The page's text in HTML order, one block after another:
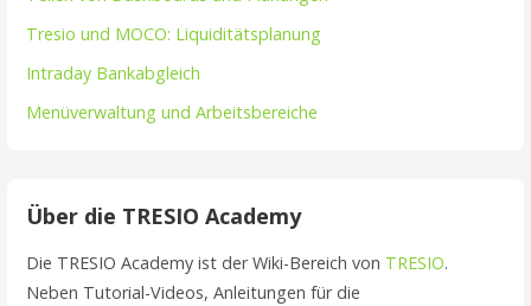
Tresio und MOCO: Liquiditätsplanung
Intraday Bankabgleich
Menüverwaltung und Arbeitsbereiche
Über die TRESIO Academy
Die TRESIO Academy ist der Wiki-Bereich von TRESIO.
Neben Tutorial-Videos, Anleitungen für die